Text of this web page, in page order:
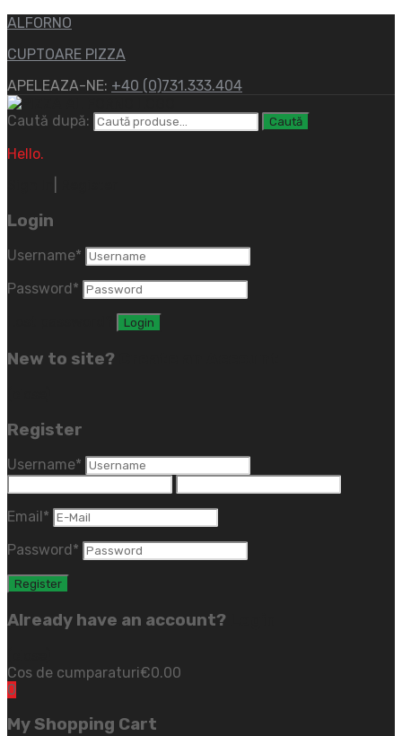
ALFORNO
CUPTOARE PIZZA
APELEAZA-NE: +40 (0)731.333.404
Caută după: Caută
Hello.
Login
Username*
Password *
New to site?
Register
Username*
Email *
Password *
Already have an account?
Cos de cumparaturi€0.00
0
My Shopping Cart